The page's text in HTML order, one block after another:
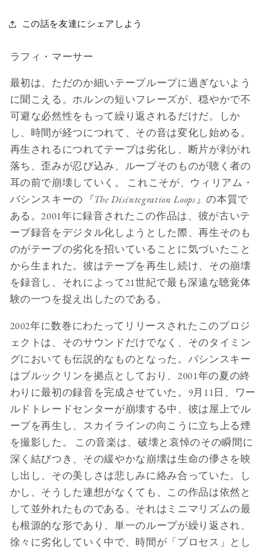
この話を友達にシェアしよう
ラフィ・マーサー
最初は、ただのか細いテープループに過ぎないよう
に聞こえる。ホルンの短いフレーズが、穏やかで不
可避な必然性をもって繰り返されるだけだ。しか
し、時間が経つにつれて、その音は変化し始める。
再生されるにつれてテープは劣化し、断片が剥がれ
落ち、歪みが忍び込み、ループそのものが聴く者の
耳の前で崩壊していく。 これこそが、ウィリアム・
バシンスキーの 『The Disintegration Loops』の本質で
ある。2001年に録音されたこの作品は、彼が古いテ
ープ録音をデジタル化しようとした際、再生そのも
のがテープの劣化を招いていることに気づいたこと
から生まれた。彼はテープを再生し続け、その崩壊
を録音し、それによって21世紀で最も深遠な聴覚体
験の一つを捉え出したのである。
2002年に数巻にわたってリリースされたこのプロジ
ェクトは、そのサウンドだけでなく、そのタイミン
グにおいても伝説的なものとなった。バシンスキー
はブルックリンを拠点としており、2001年の夏の終
わりに最初の録音を完成させていた。9月11日、ワー
ルドトレードセンターが崩壊する中、彼は屋上でル
ープを再生し、スカイラインの向こうに立ち上る煙
を撮影した。 この音楽は、破壊と哀悼のその瞬間に
深く結びつき、その緩やかな崩壊は生命の儚さを映
し出し、その美しさは悲しみに絡み合っていた。し
かし、そうした連想がなくても、この作品は依然と
して並外れたものである。それはミニマリズムの最
も根源的な形であり、単一のループが繰り返され、
徐々に劣化していく中で、時間が「プロセス」とし